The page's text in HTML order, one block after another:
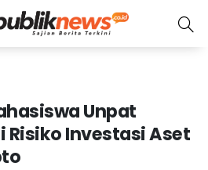
Unpat
Risiko Investasi Aset